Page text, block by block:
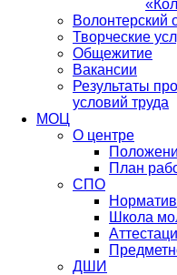
Волонтерский
Творческие
Общежитие
Вакансии
Результаты
условий труда
МОЦ
О центре
План
СПО
Школа
ДШИ